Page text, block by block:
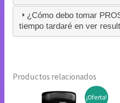
¿Cómo debo tomar
tiempo tardaré en ver
Productos relacionados
¡Oferta!